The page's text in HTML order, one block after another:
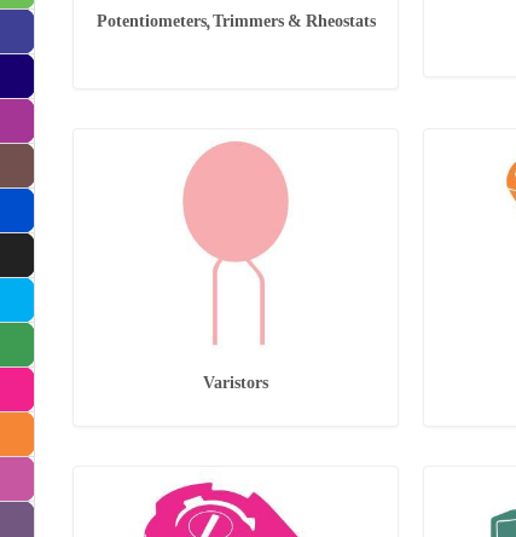
Potentiometers, Trimmers & Rheostats
Varistors